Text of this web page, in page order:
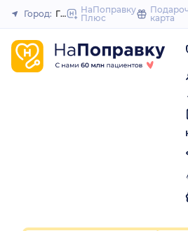
Закрыть
Город: ГуковоНаПоправку
Плюс
карта